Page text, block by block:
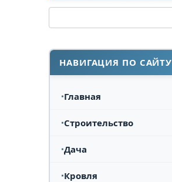
НАВИГАЦИЯ ПО САЙТУ
Главная
Строительство
Дача
Кровля